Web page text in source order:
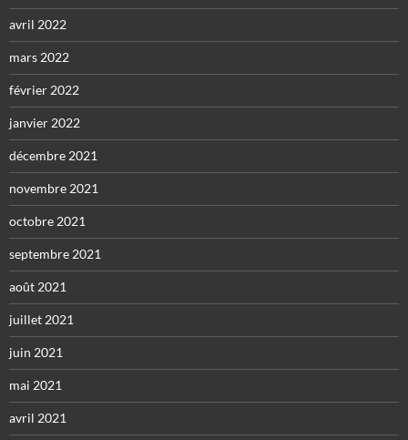
avril 2022
mars 2022
février 2022
janvier 2022
décembre 2021
novembre 2021
octobre 2021
septembre 2021
août 2021
juillet 2021
juin 2021
mai 2021
avril 2021